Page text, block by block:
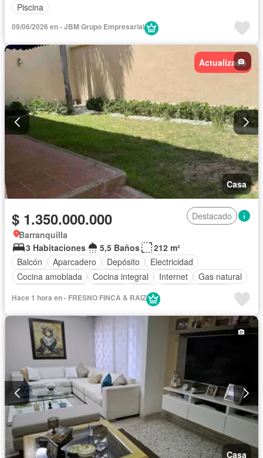
Piscina
09/06/2026 en - JBM Grupo Empresarial
Actualizado
Casa
$ 1.350.000.000
Destacado
Barranquilla
3 Habitaciones
5,5 Baños
212 m²
Balcón
Aparcadero Depósito
Electricidad
Cocina amoblada
Cocina integral Internet
Gas natural
Agua
Acceso para personas con discapacidad
Jardín
Barbecue
Caseta de vigilancia Gimnasio
Estudio
Seguridad privada
Piscina Cancha de tenis
Permite mascotas
Permite niños
Hace 1 hora en - FRESNO FINCA & RAIZ
Casa